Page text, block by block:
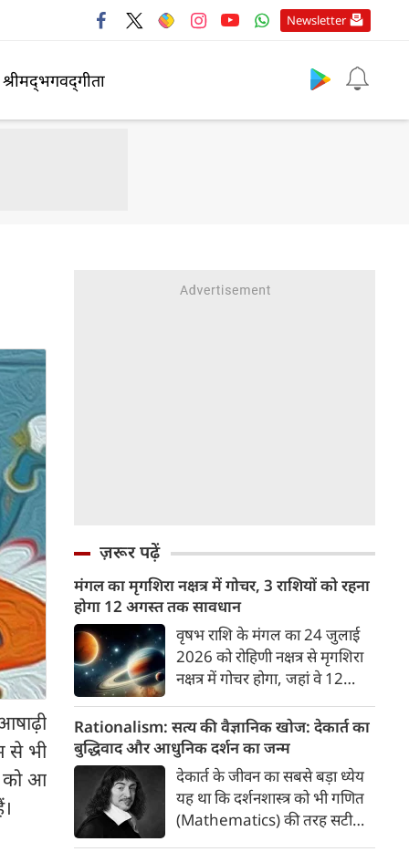
Newsletter
श्रीमद्‍भगवद्‍गीता
से भी
को आ
ज़रूर पढ़ें
मंगल का मृगशिरा नक्षत्र में गोचर, 3 राशियों को रहना
होगा 12 अगस्त तक सावधान
वृषभ राशि के मंगल का 24 जुलाई
2026 को रोहिणी नक्षत्र से मृगशिरा
नक्षत्र में गोचर होगा, जहां वे 12
परिवर्तन के चलते 3 राशि के लोगों
को 12 अगस्त तक रहना होगा
सावधान। चलिए जानते हैं कि किन
राशि 3 राशियों को रहना होगा
सावधान।
Rationalism: सत्य की वैज्ञानिक खोज: देकार्त का
बुद्धिवाद और आधुनिक दर्शन का जन्म
देकार्त के जीवन का सबसे बड़ा ध्येय
यह था कि दर्शनशास्त्र को भी गणित
(Mathematics) की तरह सटीक,